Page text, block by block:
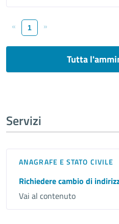
« 1 »
Tutta
Servizi
ANAGRAFE E STATO CIVILE
Richiedere cambio di
Vai al contenuto